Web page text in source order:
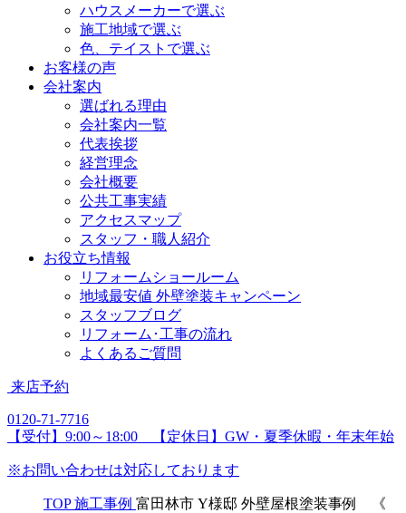
ハウスメーカーで選ぶ
施工地域で選ぶ
色、テイストで選ぶ
お客様の声
会社案内
選ばれる理由
会社案内一覧
代表挨拶
経営理念
会社概要
公共工事実績
アクセスマップ
スタッフ・職人紹介
お役立ち情報
リフォームショールーム
地域最安値 外壁塗装キャンペーン
スタッフブログ
リフォーム･工事の流れ
よくあるご質問
来店予約
0120-71-7716
【受付】9:00～18:00 【定休日】GW・夏季休暇・年末年始
※お問い合わせは対応しております
TOP 施工事例 富田林市 Y様邸 外壁屋根塗装事例 《